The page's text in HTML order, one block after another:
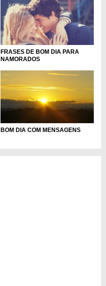
FRASES DE BOM DIA PARA
NAMORADOS
BOM DIA COM MENSAGENS